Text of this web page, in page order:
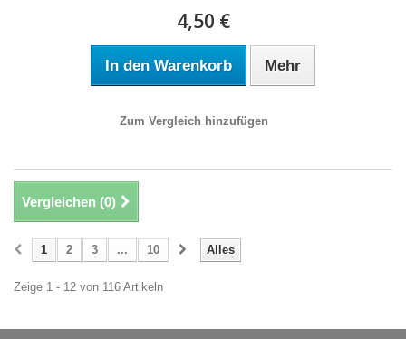
4,50 €
In den Warenkorb Mehr
Zum Vergleich hinzufügen
Vergleichen (0)
Alles
1 2 3 ... 10
Zeige 1 - 12 von 116 Artikeln